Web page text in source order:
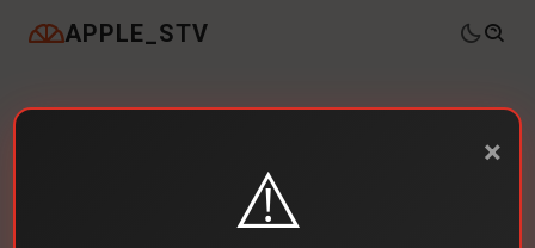
APPLE_STV
×
⚠️